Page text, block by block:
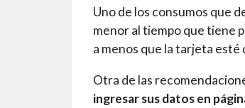
Uno de los consumos que
menor al tiempo que tiene
a menos que la tarjeta
Otra de las
ingresar sus datos en